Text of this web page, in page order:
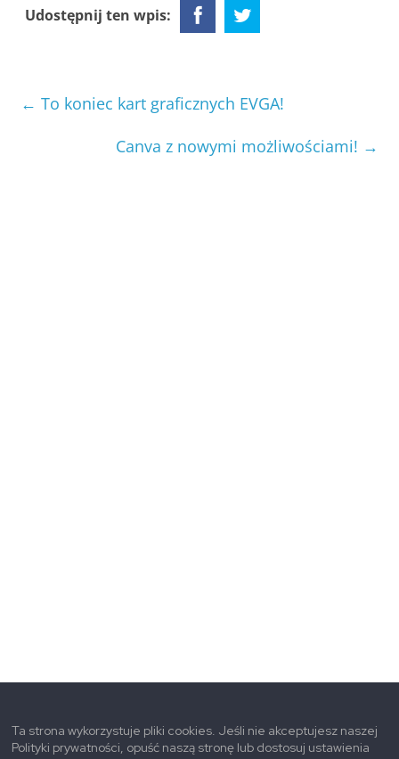
Udostępnij ten wpis:
← To koniec kart graficznych EVGA!
Canva z nowymi możliwościami! →
Ta strona wykorzystuje pliki cookies. Jeśli nie akceptujesz naszej
Polityki prywatności, opuść naszą stronę lub dostosuj ustawienia